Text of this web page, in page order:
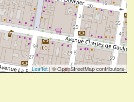
Leaflet | © OpenStreetMap contributors